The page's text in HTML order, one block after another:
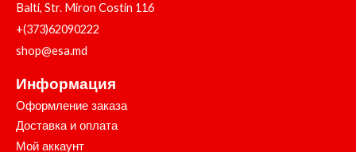
Balti, Str. Miron Costin 116
+(373)62090222
shop@esa.md
Информация
Оформление заказа
Доставка и оплата
Мой аккаунт